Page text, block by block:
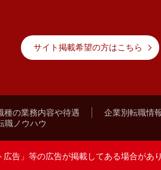
サイト掲載希望の方はこちら
種の業務内容や待遇 企業別転職情
職ノウハウ
広告」等の広告が掲載してある場合があ